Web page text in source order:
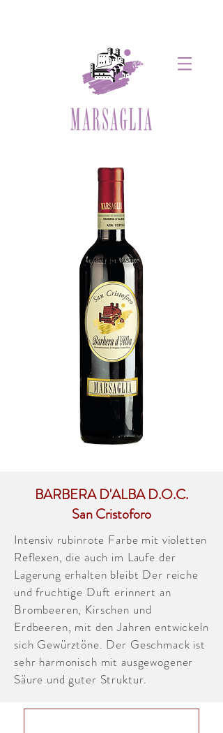
BARBERA D'ALBA D.O.C.
San Cristoforo
Intensiv rubinrote Farbe mit violetten
Reflexen, die auch im Laufe der
Lagerung erhalten bleibt Der reiche
und fruchtige Duft erinnert an
Brombeeren, Kirschen und
Erdbeeren, mit den Jahren entwickeln
sich Gewürztöne. Der Geschmack ist
sehr harmonisch mit ausgewogener
Säure und guter Struktur.